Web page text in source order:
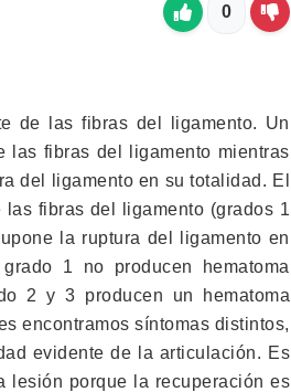
0
de las fibras del ligamento. Un
las fibras del ligamento mientras
del ligamento en su totalidad. El
fibras del ligamento (grados 1
la ruptura del ligamento en
1 no producen hematoma
2 y 3 producen un hematoma
encontramos síntomas distintos,
evidente de la articulación. Es
lesión porque la recuperación es